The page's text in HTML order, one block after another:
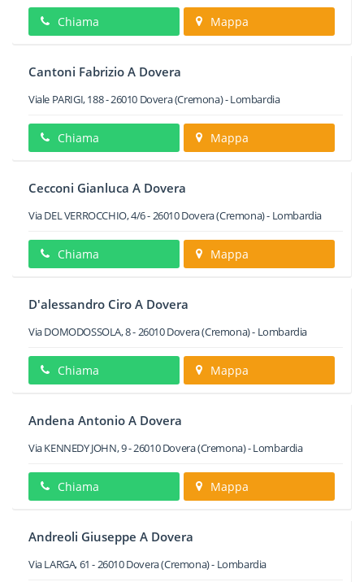
Chiama Mappa
Cantoni Fabrizio A Dovera
Viale PARIGI, 188-26010 Dovera(Cremona) -Lombardia
Chiama Mappa
Cecconi Gianluca A Dovera
Via DEL VERROCCHIO, 4/6-26010Dovera(Cremona) - Lombardia
Chiama Mappa
D'alessandro Ciro A Dovera
Via DOMODOSSOLA, 8-26010Dovera(Cremona) - Lombardia
Chiama Mappa
Andena Antonio A Dovera
Via KENNEDY JOHN, 9-26010 Dovera(Cremona) -Lombardia
Chiama Mappa
Andreoli Giuseppe A Dovera
Via LARGA, 61 -26010Dovera(Cremona) - Lombardia